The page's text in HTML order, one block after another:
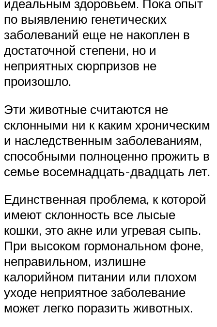
идеальным здоровьем. Пока опыт
по выявлению генетических
заболеваний еще не накоплен в
достаточной степени, но и
неприятных сюрпризов не
произошло.
Эти животные считаются не
склонными ни к каким хроническим
и наследственным заболеваниям,
способными полноценно прожить в
семье восемнадцать-двадцать лет.
Единственная проблема, к которой
имеют склонность все лысые
кошки, это акне или угревая сыпь.
При высоком гормональном фоне,
неправильном, излишне
калорийном питании или плохом
уходе неприятное заболевание
может легко поразить животных.